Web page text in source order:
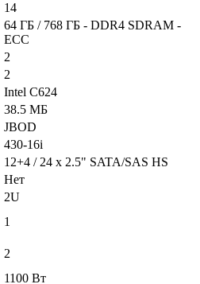
14
64 ГБ / 768 ГБ - DDR4 SDRAM -
ECC
2
2
Intel C624
38.5 МБ
JBOD
430-16i
12+4 / 24 x 2.5" SATA/SAS HS
Нет
2U
1
2
1100 Вт